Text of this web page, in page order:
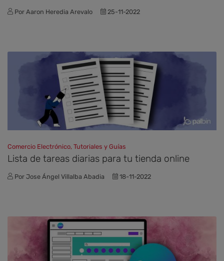
Por Aaron Heredia Arevalo 25-11-2022
Comercio Electrónico, Tutoriales y Guías
Lista de tareas diarias para tu tienda online
Por Jose Ángel Villalba Abadia 18-11-2022